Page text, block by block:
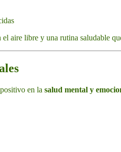
aire libre y una rutina saludable
en la salud mental y